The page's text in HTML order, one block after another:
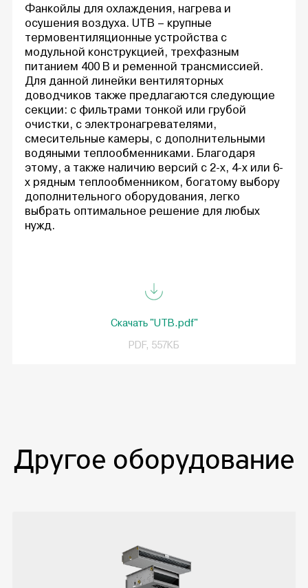
Фанкойлы для охлаждения, нагрева и
осушения воздуха. UTB – крупные
термовентиляционные устройства с
модульной конструкцией, трехфазным
питанием 400 В и ременной трансмиссией.
Для данной линейки вентиляторных
доводчиков также предлагаются следующие
секции: с фильтрами тонкой или грубой
очистки, с электронагревателями,
смесительные камеры, с дополнительными
водяными теплообменниками. Благодаря
этому, а также наличию версий с 2-х, 4-х или 6-
х рядным теплообменником, богатому выбору
дополнительного оборудования, легко
выбрать оптимальное решение для любых
нужд.
Скачать "UTB.pdf"
PDF, 557КБ
Другое оборудование